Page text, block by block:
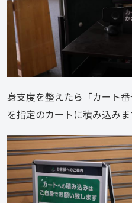
身支度を整えたら「カート
を指定のカートに積み込みま